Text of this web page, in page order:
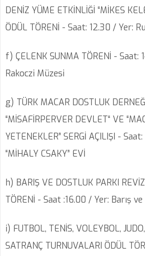
DENİZ YÜME ETKİNLİĞİ “MİKES
ÖDÜL TÖRENİ - Saat: 12.30 / Yer:
f) ÇELENK SUNMA TÖRENİ - Saat:
Rakoczi Müzesi
g) TÜRK MACAR DOSTLUK
“MİSAFİRPERVER DEVLET“ VE
YETENEKLER” SERGİ AÇILIŞI -
“MİHALY CSAKY” EVİ
h) BARIŞ VE DOSTLUK PARKI
TÖRENİ - Saat :16.00 / Yer: Barış
i) FUTBOL, TENİS, VOLEYBOL,
SATRANÇ TURNUVALARI ÖDÜL